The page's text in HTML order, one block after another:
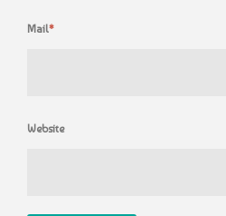
Mail*
Website